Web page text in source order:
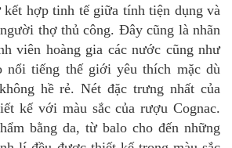
hợp tinh tế giữa tính tiện dụng và
thợ thủ công. Đây cũng là nhãn
viên hoàng gia các nước cũng như
nổi tiếng thế giới yêu thích mặc dù
hề rẻ. Nét đặc trưng nhất của
kế với màu sắc của rượu Cognac.
bằng da, từ balo cho đến những